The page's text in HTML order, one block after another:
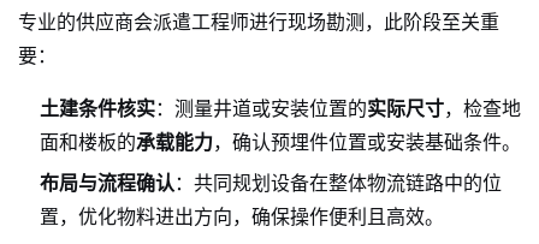
专业的供应商会派遣工程师进行现场勘测，此阶段至关重
要：
土建条件核实：测量井道或安装位置的实际尺寸，检查地
面和楼板的承载能力，确认预埋件位置或安装基础条件。
布局与流程确认：共同规划设备在整体物流链路中的位
置，优化物料进出方向，确保操作便利且高效。